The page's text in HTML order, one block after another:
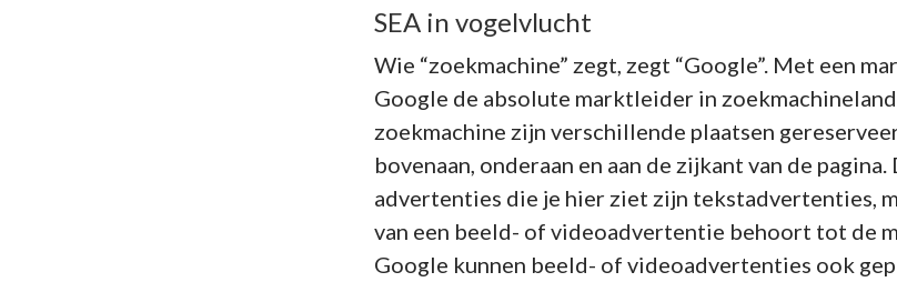
SEA in vogelvlucht
Wie “zoekmachine” zegt, zegt “Google”. Met een
Google de absolute marktleider in
zoekmachine zijn verschillende plaatsen
bovenaan, onderaan en aan de zijkant van de pagina.
advertenties die je hier ziet zijn tekstadvertenties,
van een beeld- of videoadvertentie behoort tot de
Google kunnen beeld- of videoadvertenties ook